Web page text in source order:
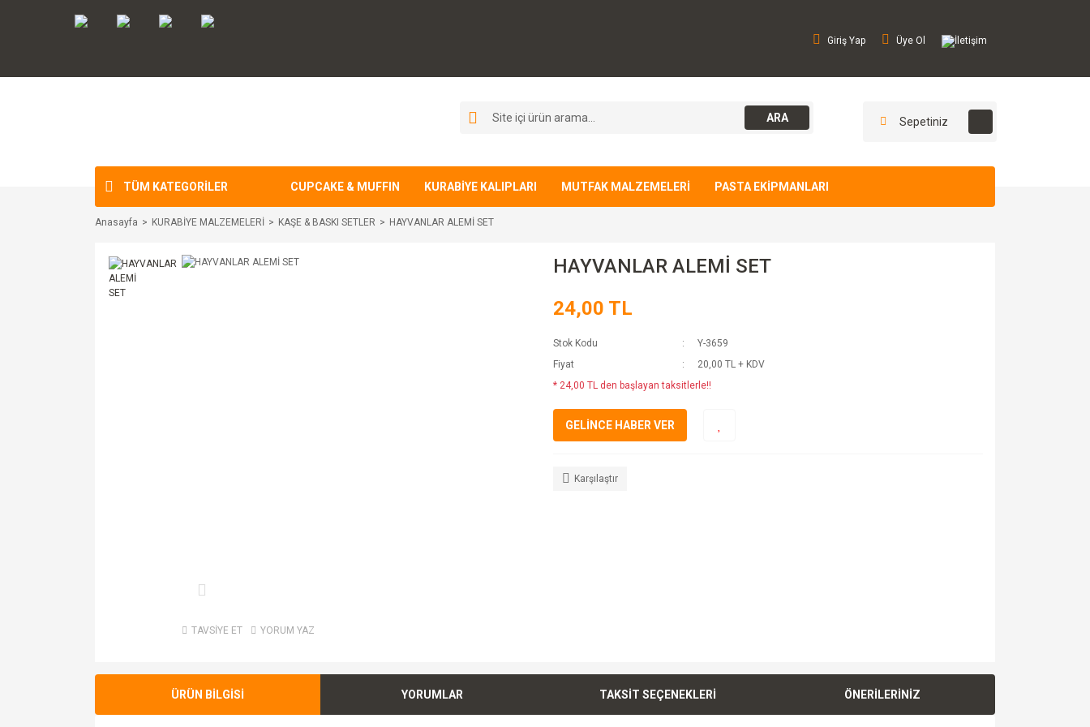
Giriş Yap Üye Ol İletişim
ARA Sepetiniz
TÜM KATEGORİLER CUPCAKE & MUFFIN KURABİYE KALIPLARI MUTFAK MALZEMELERİ PASTA EKİPMANLARI
Anasayfa KURABİYE MALZEMELERİ KAŞE & BASKI SETLER HAYVANLAR ALEMİ SET
TAVSİYE ET YORUM YAZ
HAYVANLAR ALEMİ SET
24,00 TL
Stok Kodu
Y-3659
Fiyat
20,00 TL + KDV
* 24,00 TL den başlayan taksitlerle!!
GELİNCE HABER VER
Karşılaştır
ÜRÜN BİLGİSİ YORUMLAR TAKSİT SEÇENEKLERİ ÖNERİLERİNİZ